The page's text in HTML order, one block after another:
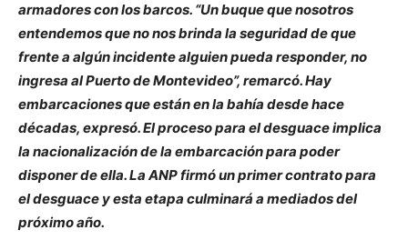
armadores con los barcos. “Un buque que nosotros
entendemos que no nos brinda la seguridad de que
frente a algún incidente alguien pueda responder, no
ingresa al Puerto de Montevideo”, remarcó. Hay
embarcaciones que están en la bahía desde hace
décadas, expresó. El proceso para el desguace implica
la nacionalización de la embarcación para poder
disponer de ella. La ANP firmó un primer contrato para
el desguace y esta etapa culminará a mediados del
próximo año.